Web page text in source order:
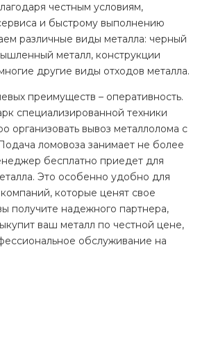
честным условиям,
и быстрому выполнению
различные виды металла: черный
металл, конструкции
другие виды отходов металла.
преимуществ – оперативность.
специализированной техники
организовать вывоз металлолома с
ломовоза занимает не более
бесплатно приедет для
Это особенно удобно для
которые ценят свое
получите надежного партнера,
ваш металл по честной цене,
обслуживание на